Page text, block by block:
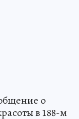
о
в 188-м